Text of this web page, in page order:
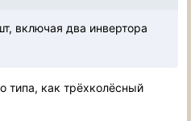
включая два инвертора
типа, как трёхколёсный